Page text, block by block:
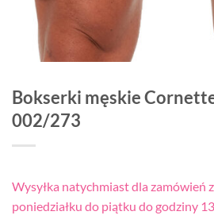
Bokserki męskie
002/273
Wysyłka natychmiast dla zamówień
poniedziałku do piątku do godziny